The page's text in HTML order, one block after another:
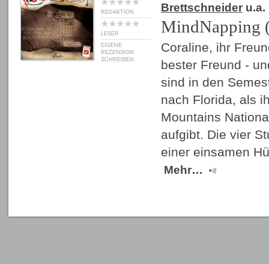
REDAKTION
LESER
EIGENE
REZENSION
SCHREIBEN
Brettschneider u.a.
MindNapping
Coraline, ihr
bester Freund -
sind in den
nach Florida, als
Mountains
aufgibt. Die vier
einer einsamen
Mehr…